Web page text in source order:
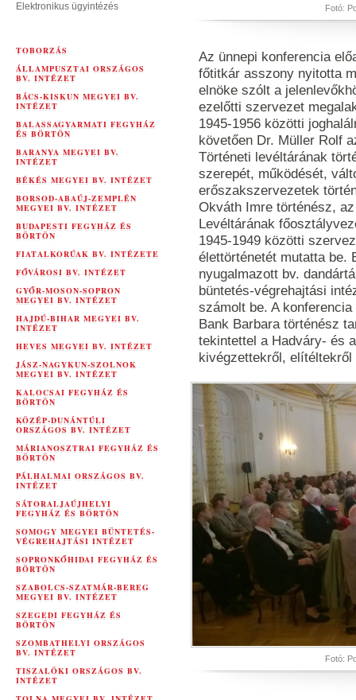
Elektronikus ügyintézés
TOBORZÁS
ÁLLAMPUSZTAI ORSZÁGOS
BV. INTÉZET
BÁCS-KISKUN MEGYEI BV.
INTÉZET
BALASSAGYARMATI FEGYHÁZ
ÉS BÖRTÖN
BARANYA MEGYEI BV.
INTÉZET
BÉKÉS MEGYEI BV. INTÉZET
BORSOD-ABAÚJ-ZEMPLÉN
MEGYEI BV. INTÉZET
BUDAPESTI FEGYHÁZ ÉS
BÖRTÖN
FIATALKORÚAK BV. INTÉZETE
FŐVÁROSI BV. INTÉZET
GYŐR-MOSON-SOPRON
MEGYEI BV. INTÉZET
HAJDÚ-BIHAR MEGYEI BV.
INTÉZET
HEVES MEGYEI BV. INTÉZET
JÁSZ-NAGYKUN-SZOLNOK
MEGYEI BV. INTÉZET
KALOCSAI FEGYHÁZ ÉS
BÖRTÖN
KÖZÉP-DUNÁNTÚLI
ORSZÁGOS BV. INTÉZET
MÁRIANOSZTRAI FEGYHÁZ ÉS
BÖRTÖN
PÁLHALMAI ORSZÁGOS BV.
INTÉZET
SÁTORALJAÚJHELYI
FEGYHÁZ ÉS BÖRTÖN
SOMOGY MEGYEI BÜNTETÉS-
VÉGREHAJTÁSI INTÉZET
SOPRONKŐHIDAI FEGYHÁZ ÉS
BÖRTÖN
SZABOLCS-SZATMÁR-BEREG
MEGYEI BV. INTÉZET
SZEGEDI FEGYHÁZ ÉS
BÖRTÖN
SZOMBATHELYI ORSZÁGOS
BV. INTÉZET
TISZALÖKI ORSZÁGOS BV.
INTÉZET
Fotó:
Az ünnepi konferencia
főtitkár asszony nyitotta
elnöke szólt a
ezelőtti szervezet
1945-1956 közötti
követően Dr. Müller Rolf
Történeti levéltárának
szerepét, működését,
erőszakszervezetek
Okváth Imre történész,
Levéltárának
1945-1949 közötti
élettörténetét mutatta be.
nyugalmazott bv.
büntetés-végrehajtási
számolt be. A
Bank Barbara történész
tekintettel a Hadváry- és
kivégzettekről,
Fotó: